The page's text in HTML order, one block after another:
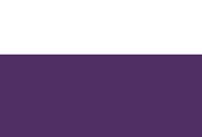
Un Punto Chic